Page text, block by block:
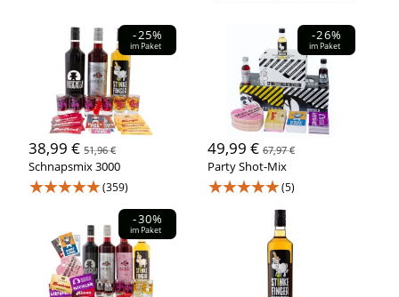
-25%
im Paket
38,99 €51,96 €
Schnapsmix 3000
★★★★★(359)
-26%
im Paket
49,99 € 67,97 €
Party Shot-Mix
★★★★★(5)
-30%
im Paket